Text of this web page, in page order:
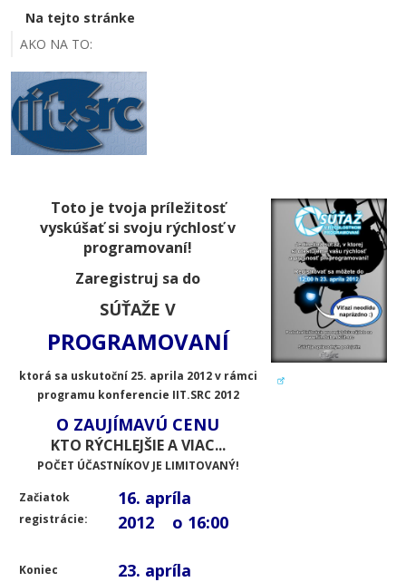
Na tejto stránke
AKO NA TO:
Toto je tvoja príležitosť
vyskúšať si svoju rýchlosť v
programovaní!
Zaregistruj sa do
SÚŤAŽE V
PROGRAMOVANÍ
ktorá sa uskutoční 25. aprila 2012 v rámci
programu konferencie IIT.SRC 2012
O ZAUJÍMAVÚ CENU
KTO RÝCHLEJŠIE A VIAC...
POČET ÚČASTNÍKOV JE LIMITOVANÝ!
Začiatok
registrácie:
16. apríla
2012 o 16:00
Koniec
23. apríla